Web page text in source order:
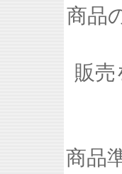
商品
販
商品